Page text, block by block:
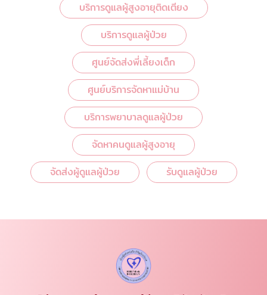
บริการดูแลผู้สูงอายุติดเตียง
บริการดูแลผู้ป่วย
ศูนย์จัดส่งพี่เลี้ยงเด็ก
ศูนย์บริการจัดหาแม่บ้าน
บริการพยาบาลดูแลผู้ป่วย
จัดหาคนดูแลผู้สูงอายุ
จัดส่งผู้ดูแลผู้ป่วย
รับดูแลผู้ป่วย